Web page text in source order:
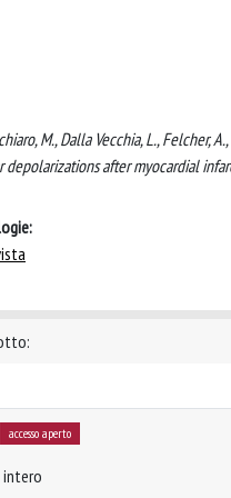
M., Dalla Vecchia, L., Felcher,
after myocardial
accesso aperto
intero